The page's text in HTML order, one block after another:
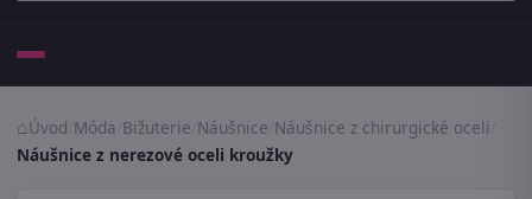
Úvod Móda Bižuterie Náušnice Náušnice z chirurgické oceli
Náušnice z nerezové oceli kroužky